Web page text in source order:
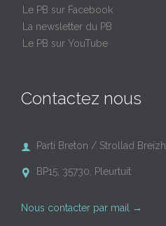
Le PB sur Facebook
La newsletter du PB
Le PB sur YouTube
Contactez nous
 Parti Breton / Strollad Breizh
 BP15, 35730, Pleurtuit
Nous contacter par mail →